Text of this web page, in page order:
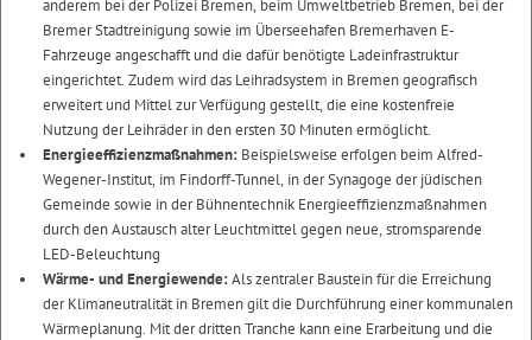
anderem bei der Polizei Bremen, beim Umweltbetrieb Bremen, bei der
Bremer Stadtreinigung sowie im Überseehafen Bremerhaven E-
Fahrzeuge angeschafft und die dafür benötigte Ladeinfrastruktur
eingerichtet. Zudem wird das Leihradsystem in Bremen geografisch
erweitert und Mittel zur Verfügung gestellt, die eine kostenfreie
Nutzung der Leihräder in den ersten 30 Minuten ermöglicht.
Energieeffizienzmaßnahmen: Beispielsweise erfolgen beim Alfred-
Wegener-Institut, im Findorff-Tunnel, in der Synagoge der jüdischen
Gemeinde sowie in der Bühnentechnik Energieeffizienzmaßnahmen
durch den Austausch alter Leuchtmittel gegen neue, stromsparende
LED-Beleuchtung
Wärme- und Energiewende:Als zentraler Baustein für die Erreichung
der Klimaneutralität in Bremen gilt die Durchführung einer kommunalen
Wärmeplanung. Mit der dritten Tranche kann eine Erarbeitung und die